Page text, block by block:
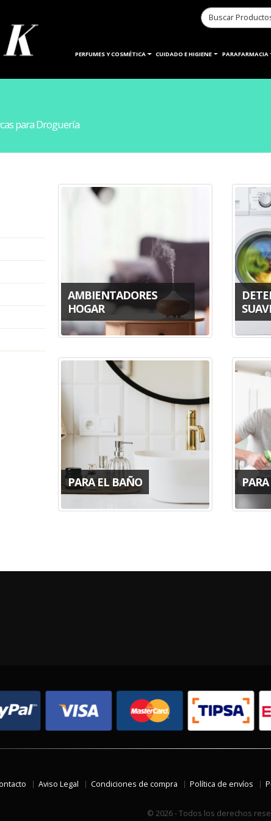
PERFUMES Y COSMÉTICA CUIDADO E HIGIENE PARAFARMACIA
para Droguería
AMBIENTADORES
HOGAR
PARA EL BAÑO
Aviso Legal Condiciones de compra Política de envíos
© 2026 - Todos los derechos